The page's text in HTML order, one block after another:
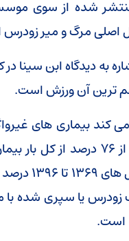
شده از سوی
اصلی مرگ و میر
به دیدگاه ابن
ترین آن ورزش است.
می شوند و بیش از ۷۶
است.